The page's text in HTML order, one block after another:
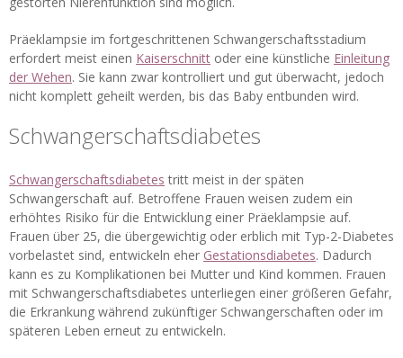
Präeklampsie im fortgeschrittenen Schwangerschaftsstadium
erfordert meist einen Kaiserschnitt oder eine künstliche Einleitung
der Wehen. Sie kann zwar kontrolliert und gut überwacht, jedoch
nicht komplett geheilt werden, bis das Baby entbunden wird.
Schwangerschaftsdiabetes
Schwangerschaftsdiabetes tritt meist in der späten
Schwangerschaft auf. Betroffene Frauen weisen zudem ein
erhöhtes Risiko für die Entwicklung einer Präeklampsie auf.
Frauen über 25, die übergewichtig oder erblich mit Typ-2-Diabetes
vorbelastet sind, entwickeln eher Gestationsdiabetes. Dadurch
kann es zu Komplikationen bei Mutter und Kind kommen. Frauen
mit Schwangerschaftsdiabetes unterliegen einer größeren Gefahr,
die Erkrankung während zukünftiger Schwangerschaften oder im
späteren Leben erneut zu entwickeln.